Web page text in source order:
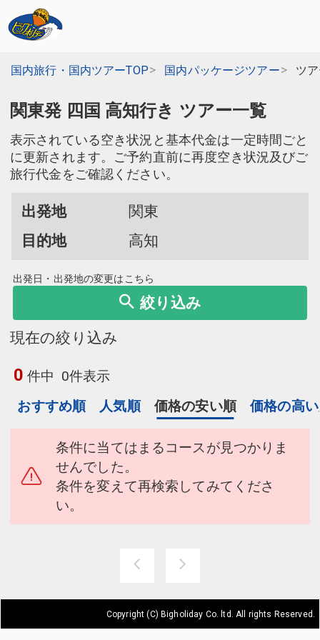
国内旅行・国内ツアーTOP 国内パッケージツアー ツ
関東発 四国 高知行き ツアー一覧
表示されている空き状況と基本代金は一定時間ごと
に更新されます。ご予約直前に再度空き状況及びご
旅行代金をご確認ください。
出発地
関東
目的地
高知
出発日・出発地の変更はこちら
絞り込み
現在の絞り込み
0 件中 0件表示
おすすめ順
人気順 価格の安い順 価格の高
条件に当てはまるコースが見つかりま
せんでした。
条件を変えて再検索してみてくださ
い。
Copyright (C) Bigholiday Co. ltd. All rights Reserved.